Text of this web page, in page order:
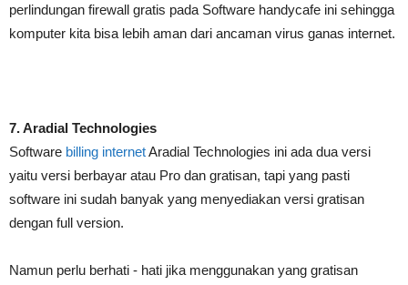
perlindungan firewall gratis pada Software handycafe ini sehingga
komputer kita bisa lebih aman dari ancaman virus ganas internet.
7. Aradial Technologies
Software billing internetAradial Technologies ini ada dua versi
yaitu versi berbayar atau Pro dan gratisan, tapi yang pasti
software ini sudah banyak yang menyediakan versi gratisan
dengan full version.
Namun perlu berhati - hati jika menggunakan yang gratisan